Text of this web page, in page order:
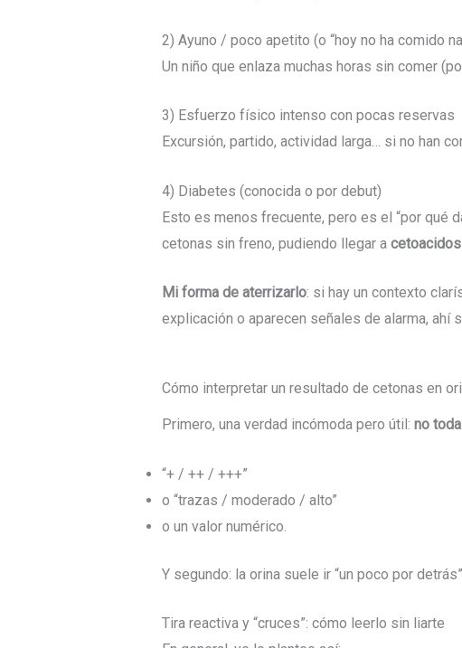
2) Ayuno / poco apetito (o “hoy no ha comido
Un niño que enlaza muchas horas sin comer
3) Esfuerzo físico intenso con pocas reservas
Excursión, partido, actividad larga… si no han
4) Diabetes (conocida o por debut)
Esto es menos frecuente, pero es el “por qué
cetonas sin freno, pudiendo llegar a
Mi forma de aterrizarlo: si hay un contexto
explicación o aparecen señales de alarma, ahí
Cómo interpretar un resultado de cetonas en
Primero, una verdad incómoda pero útil: no
“+ / ++ / +++”
o “trazas / moderado / alto”
o un valor numérico.
Y segundo: la orina suele ir “un poco por
Tira reactiva y “cruces”: cómo leerlo sin liarte